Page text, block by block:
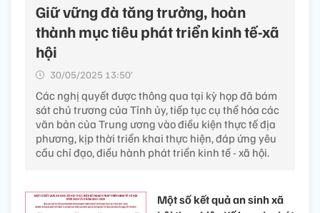
Giữ vững đà tăng trưởng, hoàn
thành mục tiêu phát triển kinh tế-xã
hội
30/05/2025 13:50’
Các nghị quyết được thông qua tại kỳ họp đã bám
sát chủ trương của Tỉnh ủy, tiếp tục cụ thể hóa các
văn bản của Trung ương vào điều kiện thực tế địa
phương, kịp thời triển khai thực hiện, đáp ứng yêu
cầu chỉ đạo, điều hành phát triển kinh tế - xã hội.
Một số kết quả an sinh xã